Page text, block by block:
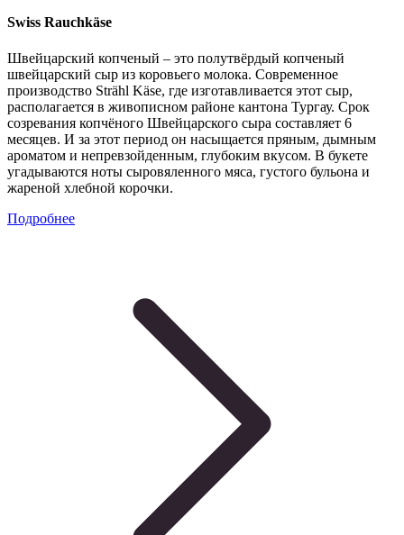
Swiss Rauchkäse
Швейцарский копченый – это полутвёрдый копченый
швейцарский сыр из коровьего молока. Современное
производство Strähl Käse, где изготавливается этот сыр,
располагается в живописном районе кантона Тургау. Срок
созревания копчёного Швейцарского сыра составляет 6
месяцев. И за этот период он насыщается пряным, дымным
ароматом и непревзойденным, глубоким вкусом. В букете
угадываются ноты сыровяленного мяса, густого бульона и
жареной хлебной корочки.
Подробнее